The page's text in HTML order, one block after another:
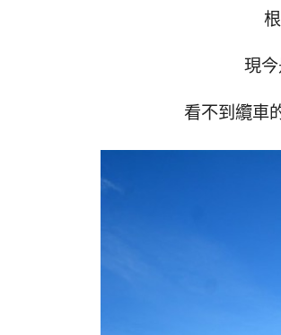
現
看不到纜車